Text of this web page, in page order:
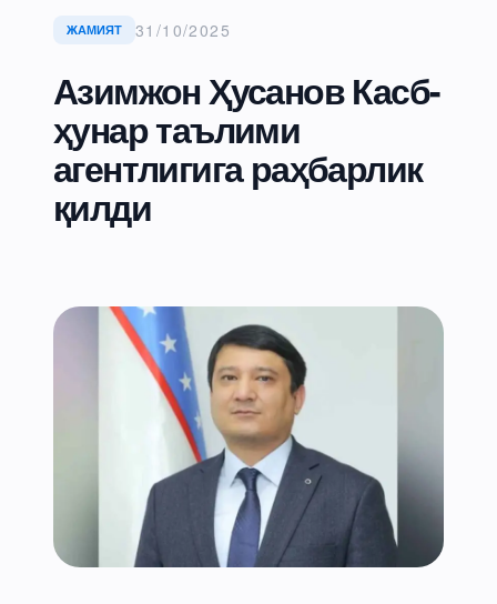
ЖАМИЯТ 31/10/2025
Азимжон Ҳусанов Касб-
ҳунар таълими
агентлигига раҳбарлик
қилди